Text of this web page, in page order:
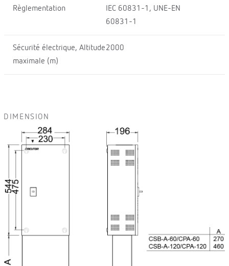
Règlementation
IEC 60831-1, UNE-EN
60831-1
Sécurité électrique, Altitude
maximale (m)
2000
DIMENSION